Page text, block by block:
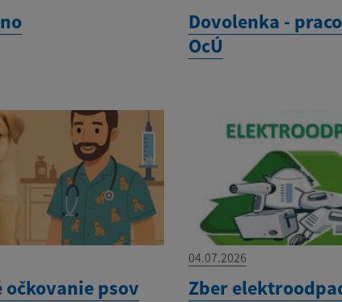
Dovolenka -
OcÚ
očkovanie psov
04.07.2026
Zber